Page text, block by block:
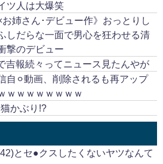
ツ人は大爆笑
姉さん･デビュー作》おっとりし
しだらな一面で男心を狂わせる清
撃のデビュー
吉報続々ってニュース見たんやが
自⚪︎動画、削除されるも再アップ
ｗｗｗｗｗｗｗｗ
かぶり!?
とセ●クスしたくないヤツなんて